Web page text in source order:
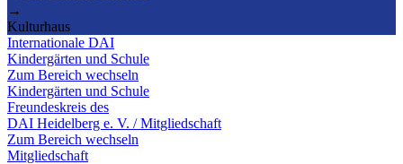
→
Kulturhaus
Internationale DAI
Kindergärten und Schule
Zum Bereich wechseln
Kindergärten und Schule
Freundeskreis des
DAI Heidelberg e. V. / Mitgliedschaft
Zum Bereich wechseln
Mitgliedschaft